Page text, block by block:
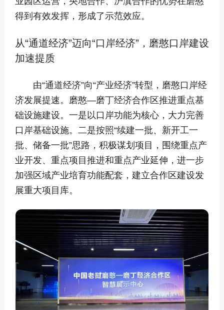
得到有效发挥，形成了示范效应。
从“通道经济”迈向“口岸经济”，磨憨口岸建设
加速提质
由“通道经济”向“产业经济”转型，磨憨口岸经
济发展提速。磨憨—磨丁经济合作区推进重点基
础设施建设。一是以口岸功能为核心，大力完善
口岸基础设施。二是按照“续建一批、新开工一
批、储备一批”思路，积极谋划项目，围绕重点产
业开发、重点项目推进和重点产业延伸，进一步
加强区域产业培育功能配套，建立合作区建设发
展重大项目库。